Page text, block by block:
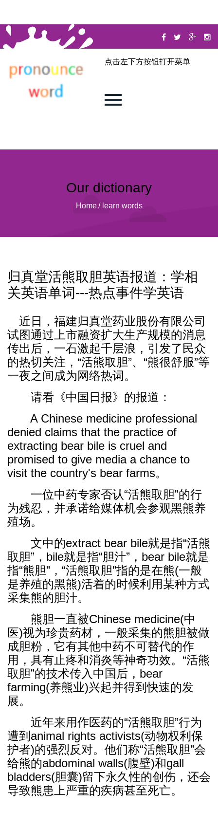
点击左下方按钮打开菜单
Our dictionary
Home / learn words
归真堂活熊取胆英语报道：学相
关英语单词---热点事件学英语
近日，福建归真堂药业股份有限公司
试图通过上市融资扩大生产规模的消息
传出后，一石激起千层浪，引发了民众
的热切关注，“活熊取胆”、“熊很舒服”等
一夜之间成为网络热词。
请看《中国日报》的报道：
A Chinese medicine professional
denied claims that the practice of
extracting bear bile is cruel and
promised to give media a chance to
visit the country's bear farms。
一位中药专家否认“活熊取胆”的行
为残忍，并承诺给媒体机会参观黑熊养
殖场。
文中的extract bear bile就是指“活熊
取胆”，bile就是指“胆汁”，bear bile就是
指“熊胆”，“活熊取胆”指的是在熊(一般
是养殖的黑熊)活着的时候利用某种方式
采集熊的胆汁。
熊胆一直被Chinese medicine(中
医)视为珍贵药材，一般采集的熊胆被做
成胆粉，它有其他中药不可替代的作
用，具有止疼和消炎等神奇功效。“活熊
取胆”的技术传入中国后，bear
farming(养熊业)兴起并得到快速的发
展。
近年来用作医药的“活熊取胆”行为
遭到animal rights activists(动物权利保
护者)的强烈反对。他们称“活熊取胆”会
给熊的abdominal walls(腹壁)和gall
bladders(胆囊)留下永久性的创伤，还会
导致熊患上严重的疾病甚至死亡。